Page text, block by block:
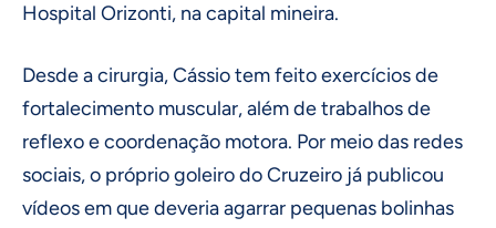
Hospital Orizonti, na capital mineira.
Desde a cirurgia, Cássio tem feito exercícios de
fortalecimento muscular, além de trabalhos de
reflexo e coordenação motora. Por meio das redes
sociais, o próprio goleiro do Cruzeiro já publicou
vídeos em que deveria agarrar pequenas bolinhas